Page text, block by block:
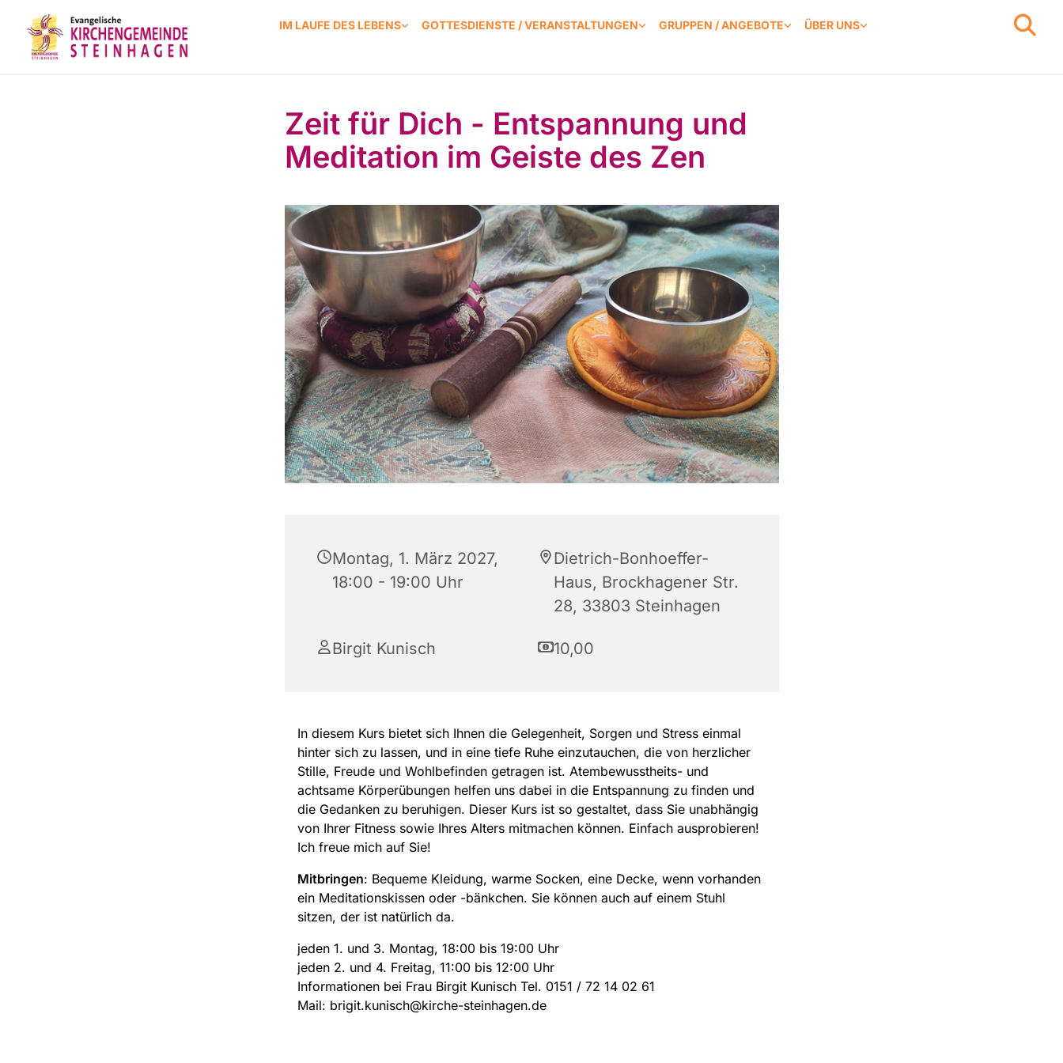
IM LAUFE DES LEBENS GOTTESDIENSTE / VERANSTALTUNGEN GRUPPEN / ANGEBOTE ÜBER UNS
Zeit für Dich - Entspannung und
Meditation im Geiste des Zen
Montag, 1. März 2027,
18:00 - 19:00 Uhr
Dietrich-Bonhoeffer-
Haus, Brockhagener Str.
28, 33803 Steinhagen
Birgit Kunisch 10,00
In diesem Kurs bietet sich Ihnen die Gelegenheit, Sorgen und Stress einmal
hinter sich zu lassen, und in eine tiefe Ruhe einzutauchen, die von herzlicher
Stille, Freude und Wohlbefinden getragen ist. Atembewusstheits- und
achtsame Körperübungen helfen uns dabei in die Entspannung zu finden und
die Gedanken zu beruhigen. Dieser Kurs ist so gestaltet, dass Sie unabhängig
von Ihrer Fitness sowie Ihres Alters mitmachen können. Einfach ausprobieren!
Ich freue mich auf Sie!
Mitbringen: Bequeme Kleidung, warme Socken, eine Decke, wenn vorhanden
ein Meditationskissen oder -bänkchen. Sie können auch auf einem Stuhl
sitzen, der ist natürlich da.
jeden 1. und 3. Montag, 18:00 bis 19:00 Uhr
jeden 2. und 4. Freitag, 11:00 bis 12:00 Uhr
Informationen bei Frau Birgit Kunisch Tel. 0151 / 72 14 02 61
Mail: brigit.kunisch@kirche-steinhagen.de